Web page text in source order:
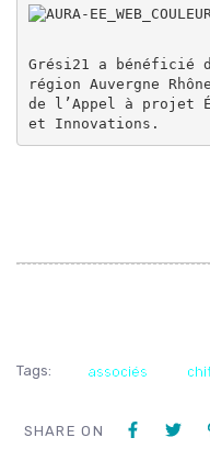
Grési21 a bénéficié
région Auvergne
de l’Appel à projet
et Innovations.
Tags: associés
SHARE ON